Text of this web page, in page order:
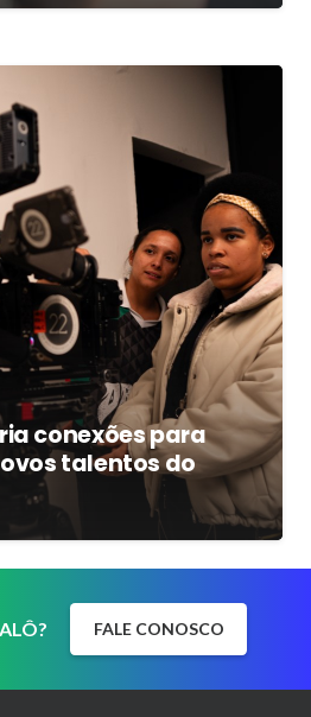
conexões para
talentos do
FALE CONOSCO